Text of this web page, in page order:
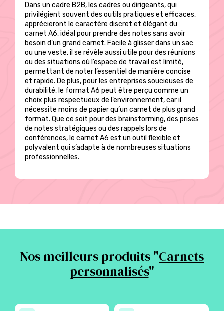
Dans un cadre B2B, les cadres ou dirigeants, qui
privilégient souvent des outils pratiques et efficaces,
apprécieront le caractère discret et élégant du
carnet A6, idéal pour prendre des notes sans avoir
besoin d’un grand carnet. Facile à glisser dans un sac
ou une veste, il se révèle aussi utile pour des réunions
ou des situations où l’espace de travail est limité,
permettant de noter l’essentiel de manière concise
et rapide. De plus, pour les entreprises soucieuses de
durabilité, le format A6 peut être perçu comme un
choix plus respectueux de l’environnement, car il
nécessite moins de papier qu’un carnet de plus grand
format. Que ce soit pour des brainstorming, des prises
de notes stratégiques ou des rappels lors de
conférences, le carnet A6 est un outil flexible et
polyvalent qui s’adapte à de nombreuses situations
professionnelles.
Nos meilleurs produits "Carnets
personnalisés"